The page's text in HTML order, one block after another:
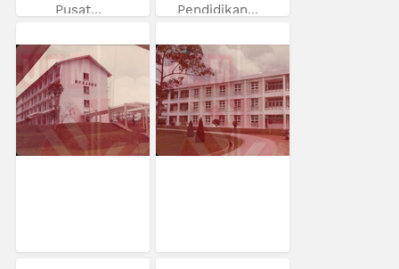
Pusat...
Pendidikan...